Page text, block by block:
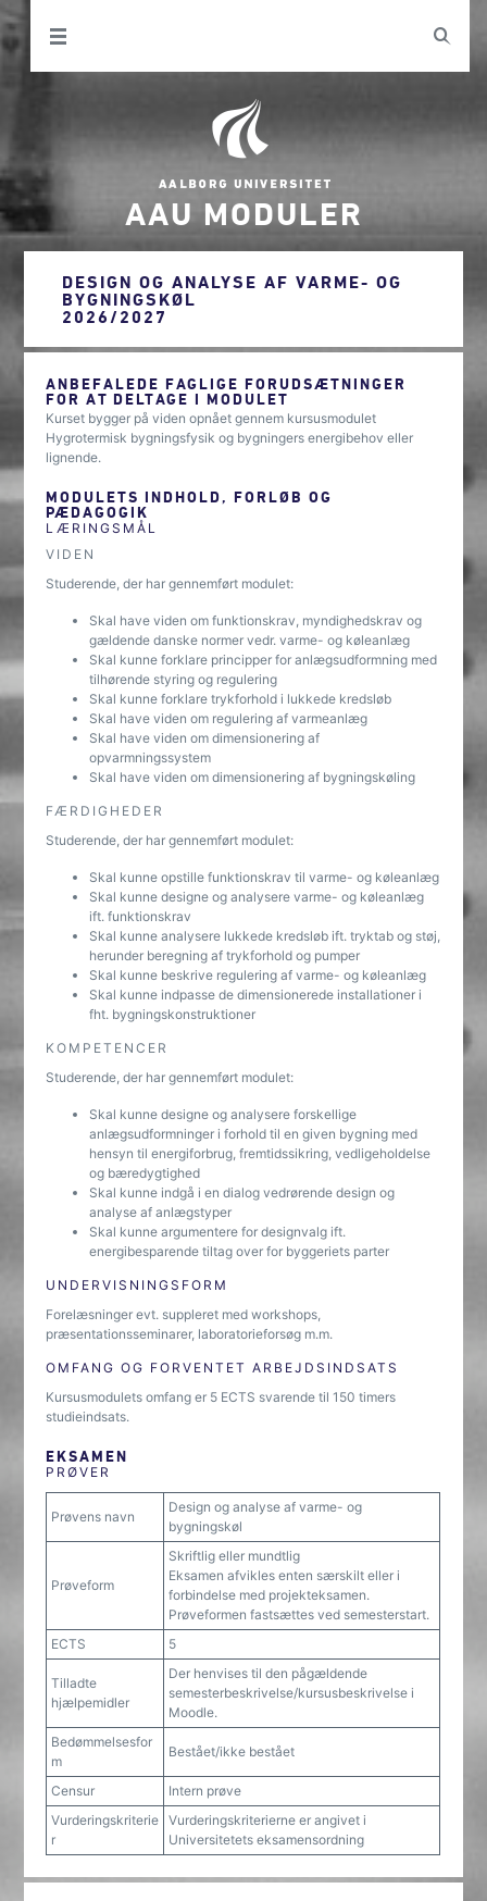
AAU MODULER
DESIGN OG ANALYSE AF VARME- OG
BYGNINGSKØL
2026/2027
ANBEFALEDE FAGLIGE FORUDSÆTNINGER
FOR AT DELTAGE I MODULET
Kurset bygger på viden opnået gennem kursusmodulet
Hygrotermisk bygningsfysik og bygningers energibehov eller
lignende.
MODULETS INDHOLD, FORLØB OG
PÆDAGOGIK
LÆRINGSMÅL
VIDEN
Studerende, der har gennemført modulet:
Skal have viden om funktionskrav, myndighedskrav og
gældende danske normer vedr. varme- og køleanlæg
Skal kunne forklare principper for anlægsudformning med
tilhørende styring og regulering
Skal kunne forklare trykforhold i lukkede kredsløb
Skal have viden om regulering af varmeanlæg
Skal have viden om dimensionering af
opvarmningssystem
Skal have viden om dimensionering af bygningskøling
FÆRDIGHEDER
Studerende, der har gennemført modulet:
Skal kunne opstille funktionskrav til varme- og køleanlæg
Skal kunne designe og analysere varme- og køleanlæg
ift. funktionskrav
Skal kunne analysere lukkede kredsløb ift. tryktab og støj,
herunder beregning af trykforhold og pumper
Skal kunne beskrive regulering af varme- og køleanlæg
Skal kunne indpasse de dimensionerede installationer i
fht. bygningskonstruktioner
KOMPETENCER
Studerende, der har gennemført modulet:
Skal kunne designe og analysere forskellige
anlægsudformninger i forhold til en given bygning med
hensyn til energiforbrug, fremtidssikring, vedligeholdelse
og bæredygtighed
Skal kunne indgå i en dialog vedrørende design og
analyse af anlægstyper
Skal kunne argumentere for designvalg ift.
energibesparende tiltag over for byggeriets parter
UNDERVISNINGSFORM
Forelæsninger evt. suppleret med workshops,
præsentationsseminarer, laboratorieforsøg m.m.
OMFANG OG FORVENTET ARBEJDSINDSATS
Kursusmodulets omfang er 5 ECTS svarende til 150 timers
studieindsats.
EKSAMEN
PRØVER
Prøvens navn
Design og analyse af varme- og
bygningskøl
Prøveform
Skriftlig eller mundtlig
Eksamen afvikles enten særskilt eller i
forbindelse med projekteksamen.
Prøveformen fastsættes ved semesterstart.
ECTS
5
Tilladte
hjælpemidler
Der henvises til den pågældende
semesterbeskrivelse/kursusbeskrivelse i
Moodle.
Bedømmelsesfor
m
Bestået/ikke bestået
Censur
Intern prøve
Vurderingskriterie
r
Vurderingskriterierne er angivet i
Universitetets eksamensordning